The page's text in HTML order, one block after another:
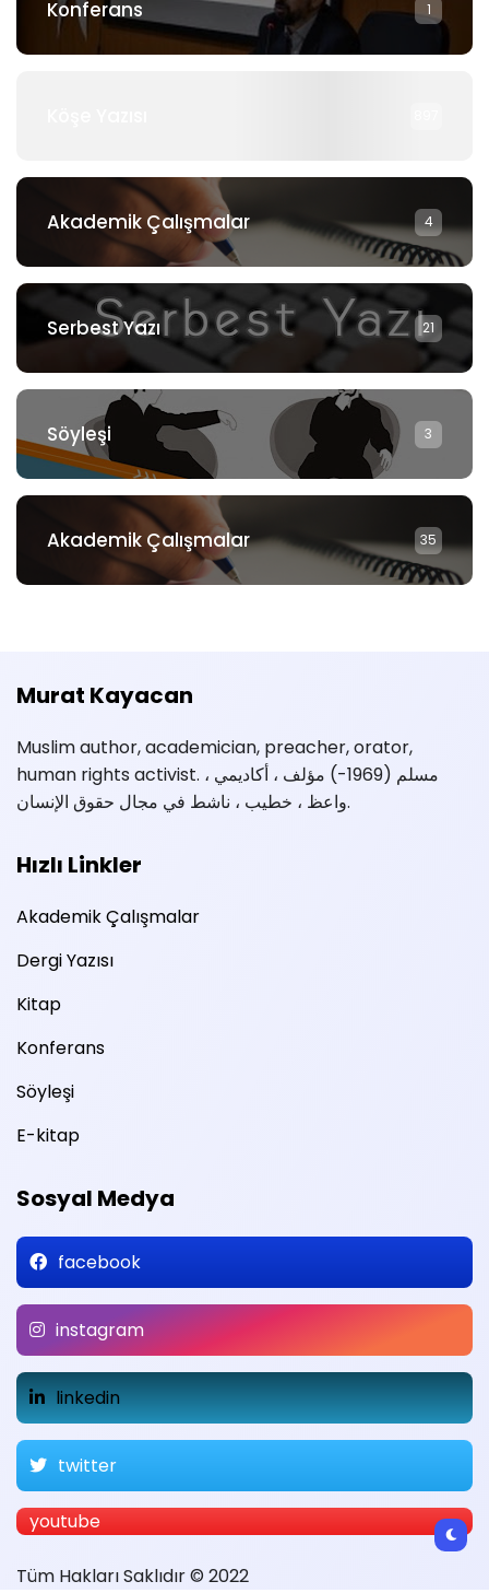
Konferans 1
Akademik Çalışmalar 4
Serbest Yazı 21
Söyleşi 3
Akademik Çalışmalar 35
Murat Kayacan
Muslim author, academician, preacher, orator,
human rights activist. مسلم (1969-) مؤلف ، أكاديمي ،
واعظ ، خطيب ، ناشط في مجال حقوق الإنسان.
Hızlı Linkler
Akademik Çalışmalar
Dergi Yazısı
Kitap
Konferans
Söyleşi
E-kitap
Sosyal Medya
facebook
instagram
linkedin
twitter
youtube
Tüm Hakları Saklıdır © 2022